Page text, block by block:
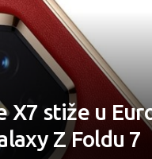
X7 stiže u
Z Foldu 7